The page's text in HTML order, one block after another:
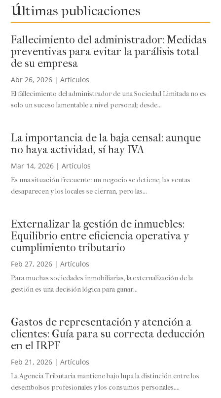
Últimas publicaciones
Fallecimiento del administrador: Medidas
preventivas para evitar la parálisis total
de su empresa
Abr 26, 2026 |Artículos
El fallecimiento del administrador de una Sociedad Limitada no es
solo un suceso lamentable a nivel personal; desde...
La importancia de la baja censal: aunque
no haya actividad, sí hay IVA
Mar 14, 2026 |Artículos
Es una situación frecuente: un negocio se detiene, las ventas
desaparecen y los locales se cierran, pero las...
Externalizar la gestión de inmuebles:
Equilibrio entre eficiencia operativa y
cumplimiento tributario
Feb 27, 2026 |Artículos
Para muchas sociedades inmobiliarias, la externalización de la
gestión es una decisión lógica para ganar...
Gastos de representación y atención a
clientes: Guía para su correcta deducción
en el IRPF
Feb 21, 2026 |Artículos
La Agencia Tributaria mantiene bajo lupa la distinción entre los
desembolsos profesionales y los consumos personales....